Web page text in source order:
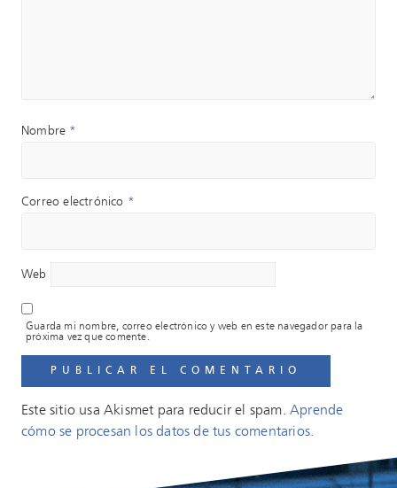
Nombre *
Correo electrónico *
Web
Guarda mi nombre, correo electrónico y web en este navegador para la
próxima vez que comente.
Este sitio usa Akismet para reducir el spam. Aprende
cómo se procesan los datos de tus comentarios.